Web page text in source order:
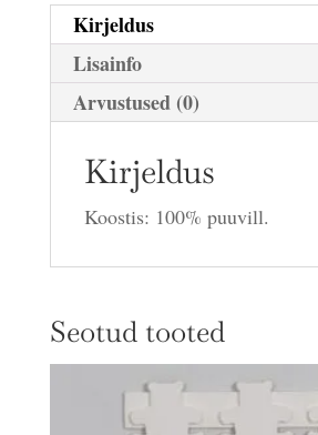
Kirjeldus
Lisainfo
Arvustused (0)
Kirjeldus
Koostis: 100% puuvill.
Seotud tooted